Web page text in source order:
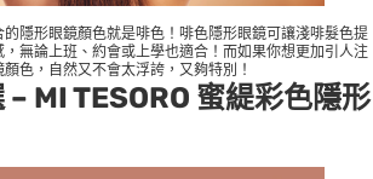
隱形眼鏡顏色就是啡色！啡色隱形眼鏡可讓淺啡髮色提
無論上班、約會或上學也適合！而如果你想更加引人注
色，自然又不會太浮誇，又夠特別！
– MI TESORO 蜜緹彩色隱形